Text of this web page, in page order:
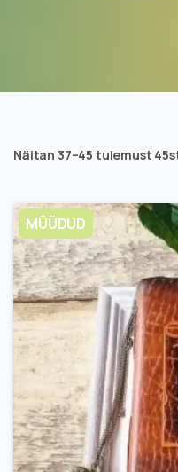
Näitan 37–45 tulemust
MÜÜDUD